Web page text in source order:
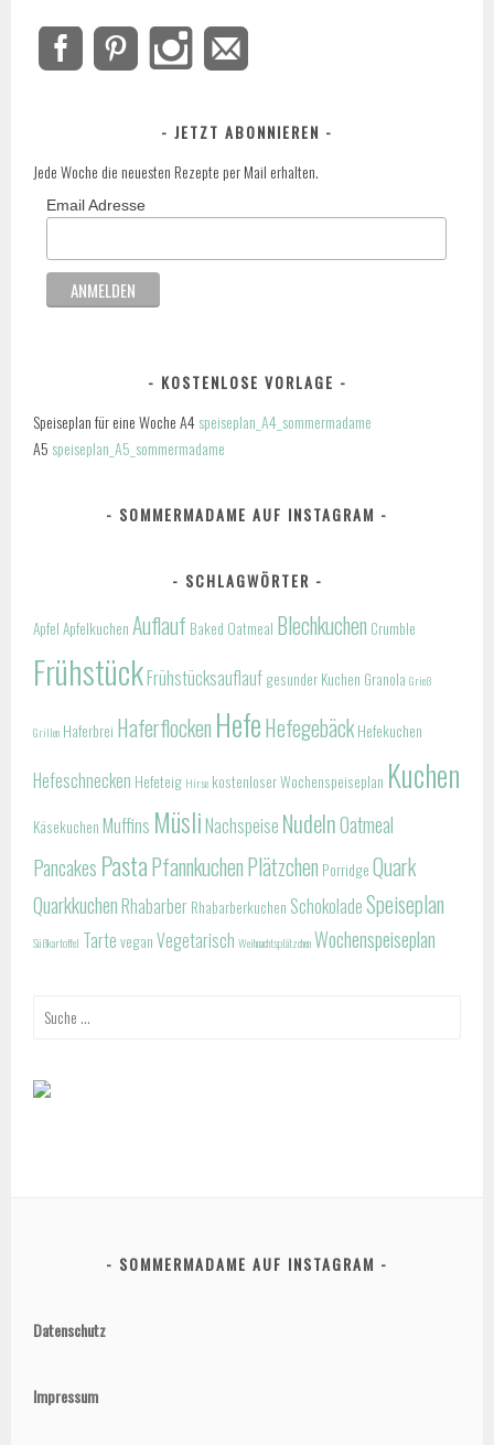
JETZT ABONNIEREN
Jede Woche die neuesten Rezepte per Mail erhalten.
Email Adresse
KOSTENLOSE VORLAGE
Speiseplan für eine Woche A4speiseplan_A4_sommermadame
A5 speiseplan_A5_sommermadame
SOMMERMADAME AUF INSTAGRAM
SCHLAGWÖRTER
Apfel Apfelkuchen Auflauf Baked Oatmeal Blechkuchen Crumble
FrühstückFrühstücksauflauf gesunder Kuchen Granola Grieß
Grillen Haferbrei Haferflocken HefeHefegebäck Hefekuchen
Hefeschnecken Hefeteig Hirse kostenloser Wochenspeiseplan Kuchen
Käsekuchen Muffins Müsli Nachspeise NudelnOatmeal
Pancakes PastaPfannkuchenPlätzchen Porridge Quark
Quarkkuchen Rhabarber Rhabarberkuchen SchokoladeSpeiseplan
Süßkartoffel Tarte vegan Vegetarisch Weihnachtsplätzchen Wochenspeiseplan
Suche
SOMMERMADAME AUF INSTAGRAM
Datenschutz
Impressum